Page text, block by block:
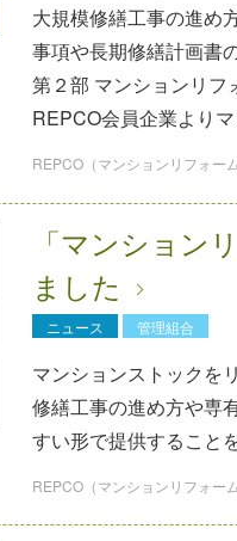
⼤規模修繕⼯事の進め
事項や長期修繕計画書
第２部 マンションリフ
REPCO会員企業より
REPCO（マンションリフォー
「マンション
ました
ニュース 管理組合
マンションストックを
修繕工事の進め方や専
すい形で提供すること
REPCO（マンションリフォー